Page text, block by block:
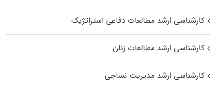
کارشناسی ارشد مطالعات دفاعی استراتژیک
کارشناسی ارشد مطالعات زنان
کارشناسی ارشد مدیریت نساجی